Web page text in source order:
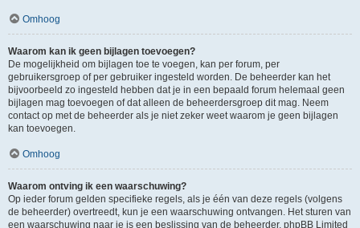
Omhoog
Waarom kan ik geen bijlagen toevoegen?
De mogelijkheid om bijlagen toe te voegen, kan per forum, per
gebruikersgroep of per gebruiker ingesteld worden. De beheerder kan het
bijvoorbeeld zo ingesteld hebben dat je in een bepaald forum helemaal geen
bijlagen mag toevoegen of dat alleen de beheerdersgroep dit mag. Neem
contact op met de beheerder als je niet zeker weet waarom je geen bijlagen
kan toevoegen.
Omhoog
Waarom ontving ik een waarschuwing?
Op ieder forum gelden specifieke regels, als je één van deze regels (volgens
de beheerder) overtreedt, kun je een waarschuwing ontvangen. Het sturen van
een waarschuwing naar je is een beslissing van de beheerder, phpBB Limited